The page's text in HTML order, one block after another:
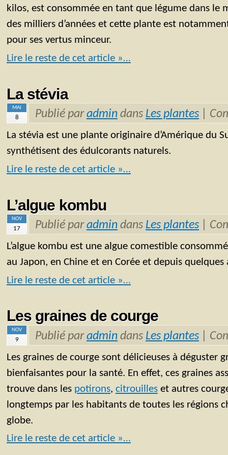
kilos, est consommée en tant que légume dans le
des milliers d’années et cette plante est
pour ses vertus minceur.
Lire le reste de cet article »…
La stévia
MAI
8 Publié paradmin dans Les plantes
La stévia est une plante originaire d’Amérique du
synthétisent des édulcorants naturels.
Lire le reste de cet article »…
L’algue kombu
NOV
17 Publié paradmin dans Les plantes
L’algue kombu est une algue comestible
au Japon, en Chine et en Corée et depuis quelques
Lire le reste de cet article »…
Les graines de courge
NOV
9 Publié paradmin dans Les plantes
Les graines de courge sont délicieuses à déguster
bienfaisantes pour la santé. En effet, ces graines
trouve dans les potirons, citrouilles et autres
longtemps par les habitants de toutes les régions
globe.
Lire le reste de cet article »…